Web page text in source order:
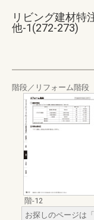
リビング建材特
他-1(272-273)
階段／リフォーム階段
階-12
お探しのページは